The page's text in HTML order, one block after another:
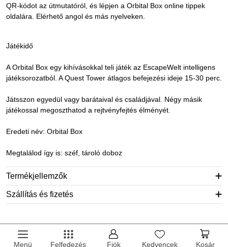
QR-kódot az útmutatóról, és lépjen a Orbital Box online tippek
oldalára. Elérhető angol és más nyelveken.
Játékidő
A Orbital Box egy kihívásokkal teli játék az EscapeWelt intelligens
játéksorozatból. A Quest Tower átlagos befejezési ideje 15-30 perc.
Játsszon egyedül vagy barátaival és családjával. Négy másik
játékossal megoszthatod a rejtvényfejtés élményét.
Eredeti név: Orbital Box
Megtalálod így is: széf, tároló doboz
Termékjellemzők
Szállítás és fizetés
Menü Felfedezés Fiók Kedvencek Kosár